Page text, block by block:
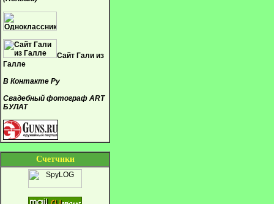
Сайт Гали из
Галле
В Контакте Ру
Свадебный фотограф ART
БУЛАТ
Cчетчики